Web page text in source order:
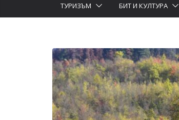
ТУРИЗЪМ БИТ И КУЛТУРА